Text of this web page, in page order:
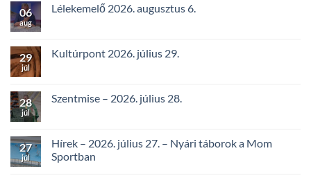
06
aug
Lélekemelő 2026. augusztus 6.
29
júl
Kultúrpont 2026. július 29.
28
júl
Szentmise – 2026. július 28.
27
júl
Hírek – 2026. július 27. – Nyári táborok a Mom
Sportban